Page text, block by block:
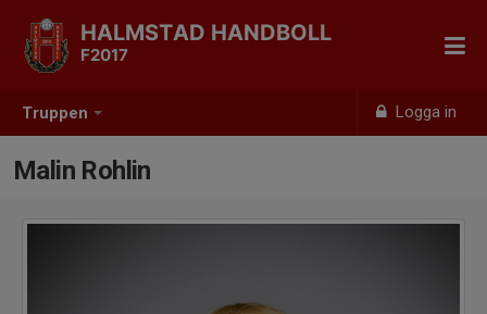
Truppen Logga in
HALMSTAD HANDBOLL
F2017
Malin Rohlin